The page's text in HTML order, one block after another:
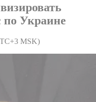
по Украине
MSK)